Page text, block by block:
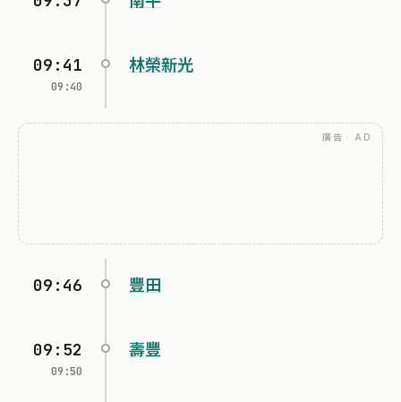
09:41
09:40
林榮新光
廣告 · AD
09:46 豐田
09:52
09:50
壽豐